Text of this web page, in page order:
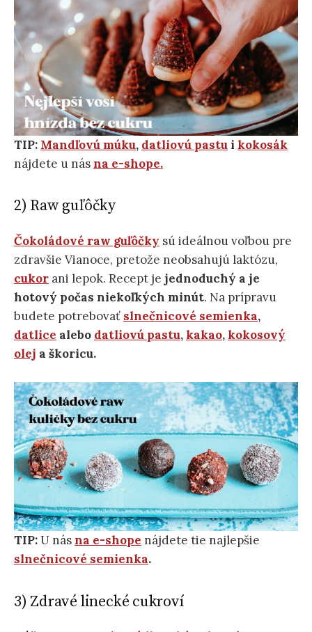
TIP: Mandľovú múku, datliovú pastui kokosák
nájdete u násna e-shope.
2) Raw guľôčky
Čokoládové raw guľôčky sú ideálnou voľbou pre
zdravšie Vianoce, pretože neobsahujú laktózu,
cukor ani lepok. Recept je jednoduchý a je
hotový počas niekoľkých minút. Na prípravu
budete potrebovať slnečnicové semienka,
datlice alebo datliovú pastu, kakao, kokosový
olej a škoricu.
TIP:U násna e-shope nájdete tie najlepšie
slnečnicové semienka.
3) Zdravé linecké cukroví